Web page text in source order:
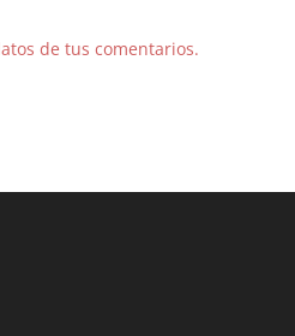
de tus comentarios.